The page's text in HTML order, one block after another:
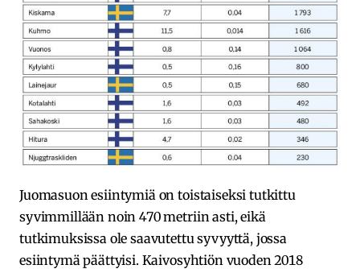
Juomasuon esiintymiä on toistaiseksi tutkittu
syvimmillään noin 470 metriin asti, eikä
tutkimuksissa ole saavutettu syvyyttä, jossa
esiintymä päättyisi. Kaivosyhtiön vuoden 2018